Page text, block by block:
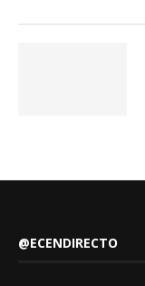
@ECENDIRECTO